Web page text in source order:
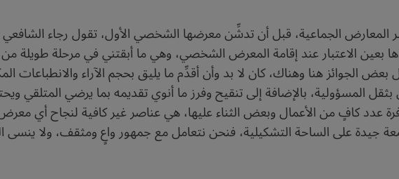
المعارض الجماعية، قبل أن تدشِّن معرضها الشخصي الأول، تقول رجاء الشافعي
الاعتبار عند إقامة المعرض الشخصي، وهي ما أبقتني في مرحلة طويلة من
الجوائز هنا وهناك، كان لا بد وأن أقدِّم ما يليق بحجم الآراء والانطباعات
بالإضافة إلى تنقيح وفرز ما أنوي تقديمه بما يرضي المتلقي
عدد كافٍ من الأعمال وبعض الثناء عليها، هي عناصر غير كافية لنجاح أي
جيدة على الساحة التشكيلية، فنحن نتعامل مع جمهور واعٍ ومثقف، ولا